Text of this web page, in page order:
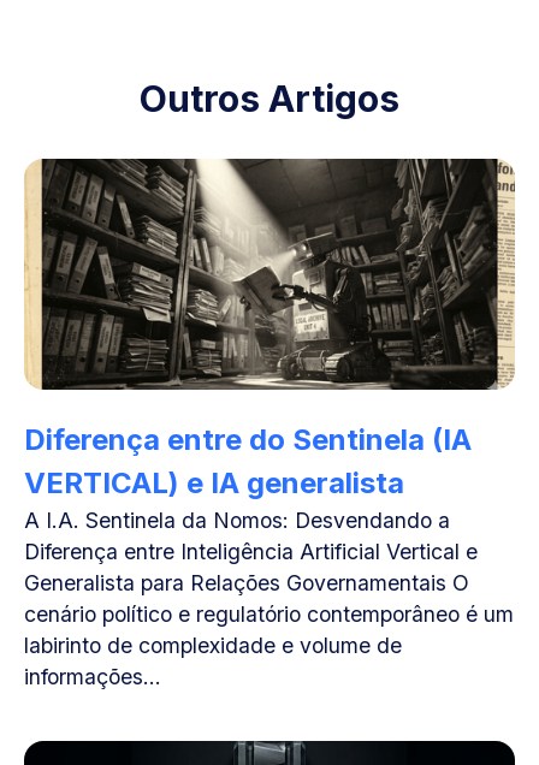
Outros Artigos
Diferença entre do Sentinela (IA
VERTICAL) e IA generalista
A I.A. Sentinela da Nomos: Desvendando a
Diferença entre Inteligência Artificial Vertical e
Generalista para Relações Governamentais O
cenário político e regulatório contemporâneo é um
labirinto de complexidade e volume de
informações...